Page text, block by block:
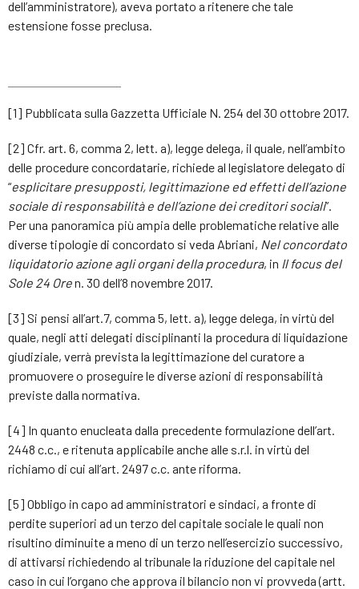
dell’amministratore), aveva portato a ritenere che tale
estensione fosse preclusa.
[1] Pubblicata sulla Gazzetta Ufficiale N. 254 del 30 ottobre 2017.
[2] Cfr. art. 6, comma 2, lett. a), legge delega, il quale, nell’ambito
delle procedure concordatarie, richiede al legislatore delegato di
“esplicitare presupposti, legittimazione ed effetti dell’azione
sociale di responsabilità e dell’azione dei creditori sociali”.
Per una panoramica più ampia delle problematiche relative alle
diverse tipologie di concordato si veda Abriani, Nel concordato
liquidatorio azione agli organi della procedura, in Il focus del
Sole 24 Oren. 30 dell’8 novembre 2017.
[3] Si pensi all’art.7, comma 5, lett. a), legge delega, in virtù del
quale, negli atti delegati disciplinanti la procedura di liquidazione
giudiziale, verrà prevista la legittimazione del curatore a
promuovere o proseguire le diverse azioni di responsabilità
previste dalla normativa.
[4] In quanto enucleata dalla precedente formulazione dell’art.
2448 c.c., e ritenuta applicabile anche alle s.r.l. in virtù del
richiamo di cui all’art. 2497 c.c. ante riforma.
[5] Obbligo in capo ad amministratori e sindaci, a fronte di
perdite superiori ad un terzo del capitale sociale le quali non
risultino diminuite a meno di un terzo nell’esercizio successivo,
di attivarsi richiedendo al tribunale la riduzione del capitale nel
caso in cui l’organo che approva il bilancio non vi provveda (artt.